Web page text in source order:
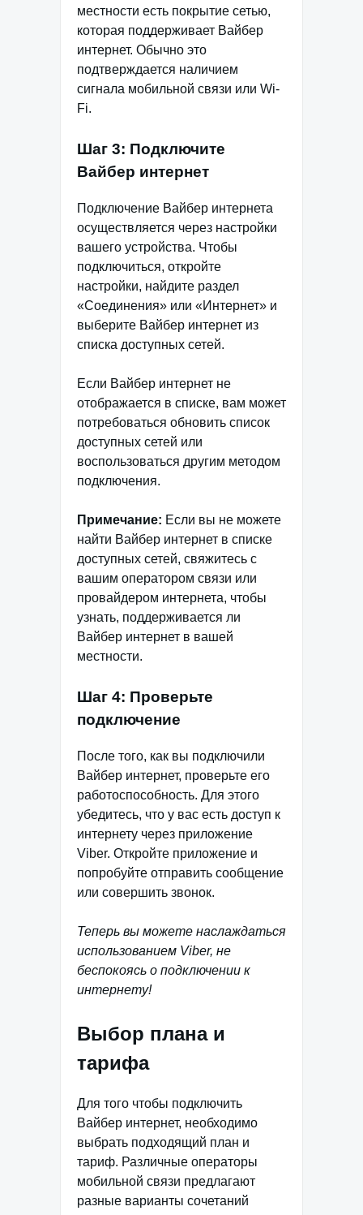
местности есть покрытие сетью,
которая поддерживает Вайбер
интернет. Обычно это
подтверждается наличием
сигнала мобильной связи или Wi-
Fi.
Шаг 3: Подключите
Вайбер интернет
Подключение Вайбер интернета
осуществляется через настройки
вашего устройства. Чтобы
подключиться, откройте
настройки, найдите раздел
«Соединения» или «Интернет» и
выберите Вайбер интернет из
списка доступных сетей.
Если Вайбер интернет не
отображается в списке, вам может
потребоваться обновить список
доступных сетей или
воспользоваться другим методом
подключения.
Примечание: Если вы не можете
найти Вайбер интернет в списке
доступных сетей, свяжитесь с
вашим оператором связи или
провайдером интернета, чтобы
узнать, поддерживается ли
Вайбер интернет в вашей
местности.
Шаг 4: Проверьте
подключение
После того, как вы подключили
Вайбер интернет, проверьте его
работоспособность. Для этого
убедитесь, что у вас есть доступ к
интернету через приложение
Viber. Откройте приложение и
попробуйте отправить сообщение
или совершить звонок.
Теперь вы можете наслаждаться
использованием Viber, не
беспокоясь о подключении к
интернету!
Выбор плана и
тарифа
Для того чтобы подключить
Вайбер интернет, необходимо
выбрать подходящий план и
тариф. Различные операторы
мобильной связи предлагают
разные варианты сочетаний